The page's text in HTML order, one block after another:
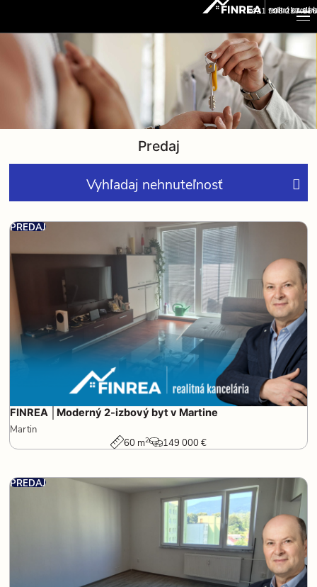
+421 908 237 666
Predaj
Vyhľadaj nehnuteľnosť
PREDAJ
FINREA │Moderný 2-izbový byt v Martine
Martin
60 m2 149 000 €
PREDAJ